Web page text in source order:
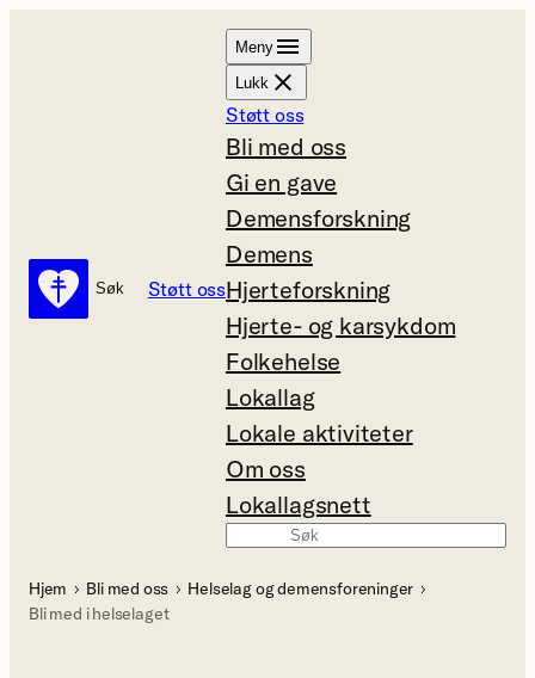
Søk
Søk Støtt oss
Meny
Lukk
Støtt oss
Bli med oss
Gi en gave
Demensforskning
Demens
Hjerteforskning
Hjerte- og karsykdom
Folkehelse
Lokallag
Lokale aktiviteter
Om oss
Lokallagsnett
Hjem Bli med oss
Helselag og demensforeninger
Bli med i helselaget